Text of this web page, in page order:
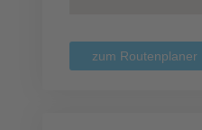
zum Routenplaner